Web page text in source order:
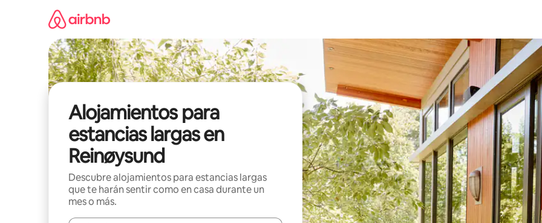
Alojamientos para
estancias largas en
Reinøysund
Descubre alojamientos para estancias largas
que te harán sentir como en casa durante un
mes o más.